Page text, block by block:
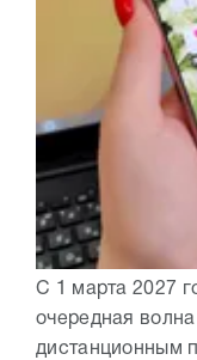
С 1 марта 2027
очередная
дистанционным